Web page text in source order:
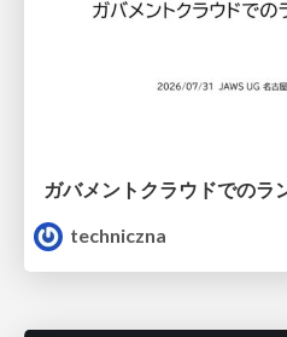
ガバメントクラウドでのラ
techniczna